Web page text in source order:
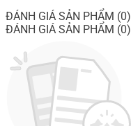
ĐÁNH GIÁ SẢN PHẨM (0)
ĐÁNH GIÁ SẢN PHẨM (0)